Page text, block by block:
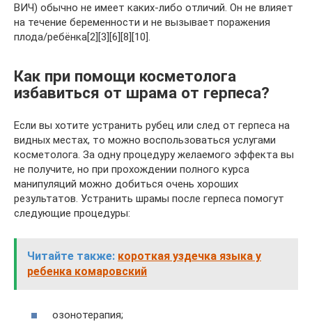
ВИЧ) обычно не имеет каких-либо отличий. Он не влияет
на течение беременности и не вызывает поражения
плода/ребёнка[2][3][6][8][10].
Как при помощи косметолога
избавиться от шрама от герпеса?
Если вы хотите устранить рубец или след от герпеса на
видных местах, то можно воспользоваться услугами
косметолога. За одну процедуру желаемого эффекта вы
не получите, но при прохождении полного курса
манипуляций можно добиться очень хороших
результатов. Устранить шрамы после герпеса помогут
следующие процедуры:
Читайте также: короткая уздечка языка у
ребенка комаровский
озонотерапия;